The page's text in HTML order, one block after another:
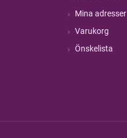
Mina adresser
Varukorg
Önskelista